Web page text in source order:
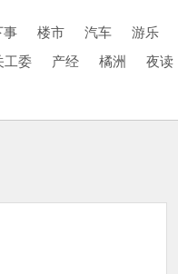
事 楼市 汽车 游乐
工委 产经 橘洲 夜读